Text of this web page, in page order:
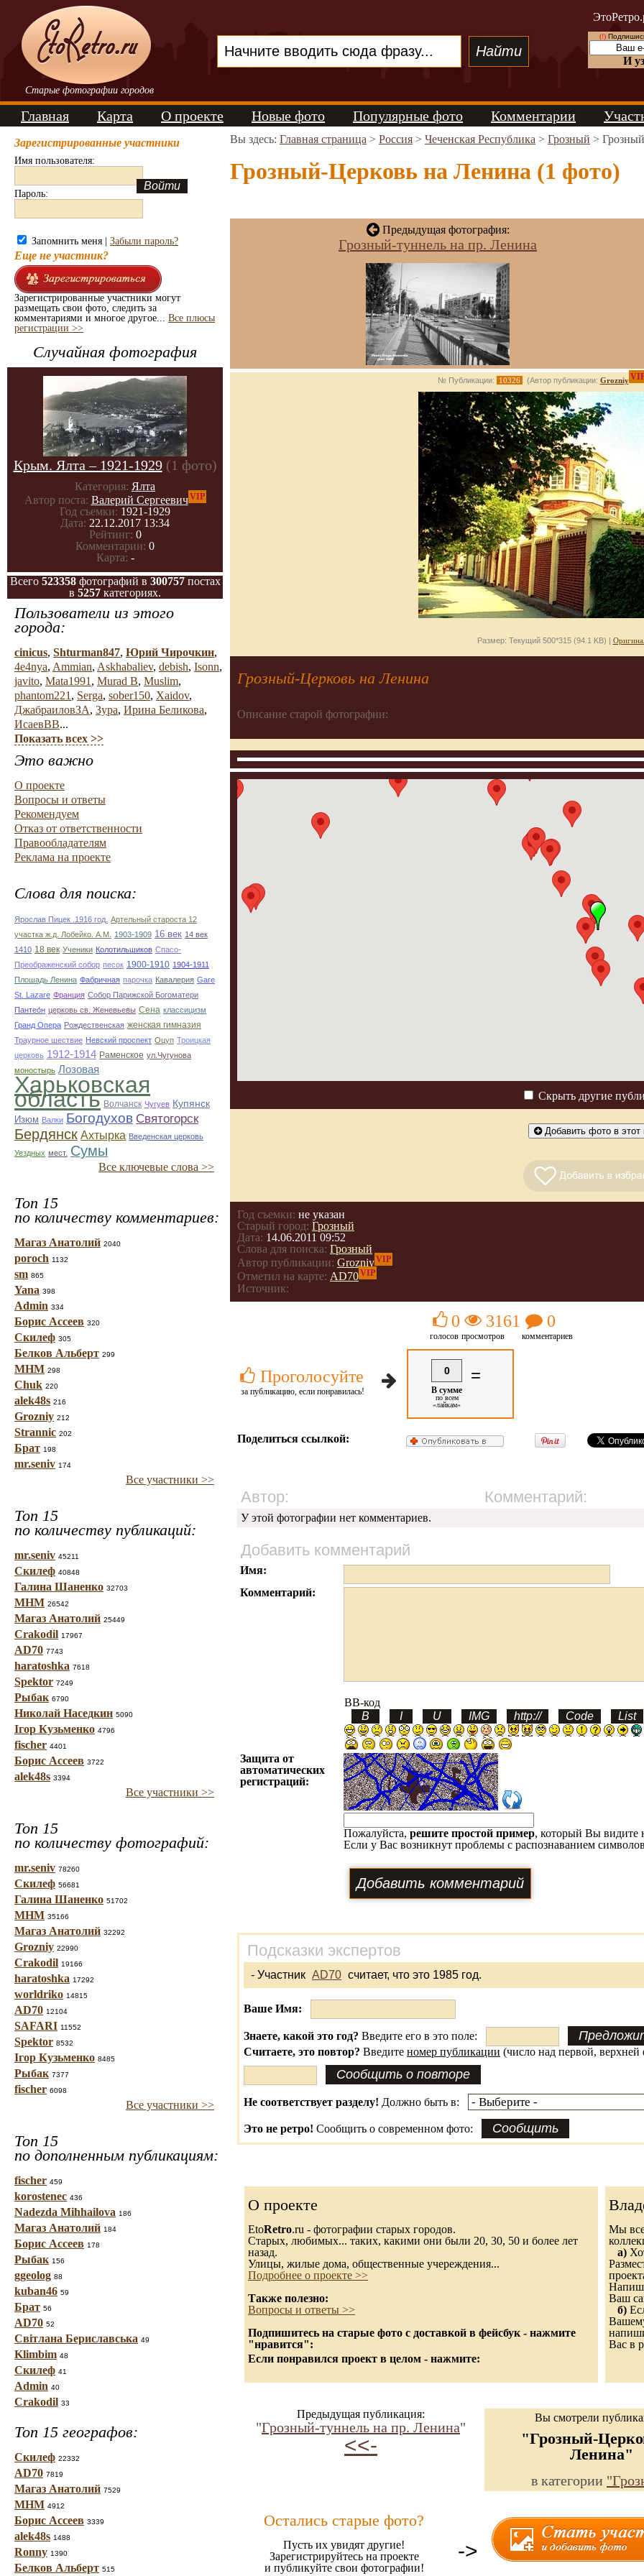
Старые фотографии городов
(!)
И
Главная Карта О проекте Новые фото Популярные фото Комментарии
Зарегистрированные участники
Имя пользователя:
Пароль:
Запомнить меня | Забыли пароль?
Еще не участник?
Зарегистрированные участники могут
размещать свои фото, следить за
комментариями и многое другое... Все плюсы
регистрации >>
Случайная фотография
Крым. Ялта – 1921-1929 (1 фото)
Категория: Ялта
Автор поста: Валерий СергеевичVIP
Год съемки: 1921-1929
Дата: 22.12.2017 13:34
Рейтинг: 0
Комментарии: 0
Карта: -
Всего 523358фотографий в 300757постах
в 5257 категориях.
Пользователи из этого
города:
cinicus, Shturman847, Юрий Чирочкин,
4e4nya, Ammian, Askhabaliev, debish, Isonn,
javito, Mata1991 , Murad B, Muslim,
phantom221 , Serga, sober150, Xaidov,
ДжабраиловЗА, Зура, Ирина Беликова,
ИсаевВВ...
Показать всех >>
Это важно
О проекте
Вопросы и ответы
Рекомендуем
Отказ от ответственности
Правообладателям
Реклама на проекте
Слова для поиска:
Ярослав Пицек .1916 год. Артельный староста 12
участка ж.д. Лобейко. А.М.
1903-1909 16 век 14 век
1410 18 век Ученики Колотильшиков Спасо-
Преображенский собор песок 1900-1910 1904-1911
Плошадь Ленина Фабричная парочка Кавалерия Gare
St. Lazare Франция Собор Парижской Богоматери
Пантео́н церковь св. Женевьевы Сена классицизм
Гранд Опера Рождественская женская гимназия
Траурное шествие Невский проспект Оцуп Троицкая
церковь 1912-1914 Раменское ул.Чугунова
моностырь Лозовая
Харьковская
область Волчанск Чугуев Купянск
Изюм Валки Богодухов Святогорск
Бердянск Ахтырка Введенская церковь
Уездных мест. Сумы
Все ключевые слова >>
Топ 15
по количеству комментариев:
Магаз Анатолий 2040
poroch 1132
sm 865
Yana 398
Admin 334
Борис Ассеев 320
Скилеф 305
Белков Альберт 299
МНМ 298
Chuk 220
alek48s 216
Grozniy 212
Strannic 202
Брат 198
mr.seniv 174
Все участники >>
Топ 15
по количеству публикаций:
mr.seniv 45211
Скилеф 40848
Галина Шаненко 32703
МНМ 26542
Магаз Анатолий 25449
Crakodil 17967
AD70 7743
haratoshka 7618
Spektor 7249
Рыбак 6790
Николай Наседкин 5090
Ігор Кузьменко 4796
fischer 4401
Борис Ассеев 3722
alek48s 3394
Все участники >>
Топ 15
по количеству фотографий:
mr.seniv 78260
Скилеф 56681
Галина Шаненко 51702
МНМ 35166
Магаз Анатолий 32292
Grozniy 22990
Crakodil 19166
haratoshka 17292
worldriko 14815
AD70 12104
SAFARI 11552
Spektor 8532
Ігор Кузьменко 8485
Рыбак 7377
fischer 6098
Все участники >>
Топ 15
по дополненным публикациям:
fischer 459
korostenec 436
Nadezda Mihhailova 186
Магаз Анатолий 184
Борис Ассеев 178
Рыбак 156
ggeolog 88
kuban46 59
Брат 56
AD70 52
Світлана Бериславська 49
Klimbim 48
Скилеф 41
Admin 40
Crakodil 33
Топ 15 географов:
Скилеф 22332
AD70 7819
Магаз Анатолий 7529
МНМ 4912
Борис Ассеев 3339
alek48s 1488
Ronny 1390
Белков Альберт 515
Вы здесь: Главная страница > Россия > Чеченская Республика > Грозный >
Грозный-Церковь на Ленина (1 фото)
Предыдущая фотография:
Грозный-туннель на пр. Ленина
№ Публикации: 10326 (Автор публикации: Grozniy
Размер: Текущий 500*315 (94.1 KB) |
Грозный-Церковь на Ленина
Описание старой фотографии:
Скрыть другие
Добавить фото в этот
Год съемки: не указан
Старый город: Грозный
Дата: 14.06.2011 09:52
Слова для поиска: Грозный
Автор публикации: GrozniyVIP
Отметил на карте: AD70VIP
Источник:
Проголосуйте
за публикацию, если понравилась!
0
голосов
3161
просмотров
0
комментариев
0
В сумме
по всем
«лайкам»
=
Поделиться ссылкой:
Автор: Комментарий:
У этой фотографии нет комментариев.
Добавить комментарий
Имя:
Комментарий:
BB-код
Защита от
автоматических
регистраций:
Пожалуйста, решите простой пример, который Вы видите
Если у Вас возникнут проблемы с распознаванием
Подсказки экспертов
- Участник AD70 считает, что это 1985 год.
Ваше Имя:
Знаете, какой это год? Введите его в это поле:
Считаете, это повтор? Введите номер публикации (число над первой, верхней
Не соответствует разделу! Должно быть в:
Это не ретро! Сообщить о современном фото:
О проекте
EtoRetro.ru - фотографии старых городов.
Старых, любимых... таких, какими они были 20, 30, 50 и более лет
назад.
Улицы, жилые дома, общественные учереждения...
Подробнее о проекте >>
Также полезно:
Вопросы и ответы >>
Подпишитесь на старые фото с доставкой в фейсбук - нажмите
"нравится":
Если понравился проект в целом - нажмите:
Мы
а)
Ваш
б)
Вас в
Предыдущая публикация:
"Грозный-туннель на пр. Ленина"
<<-
Вы смотрели
"Грозный-
Ленина"
в категории
Остались старые фото?
Пусть их увидят другие!
Зарегистрируйтесь на проекте
и публикуйте свои фотографии!
->